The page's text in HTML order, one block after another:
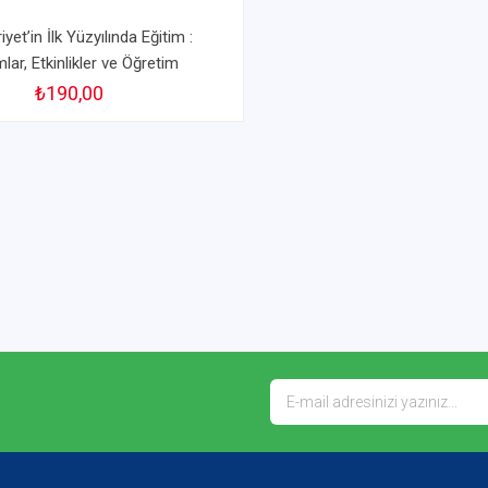
İlk Yüzyılında Eğitim :
Etkinlikler ve Öğretim
₺190,00